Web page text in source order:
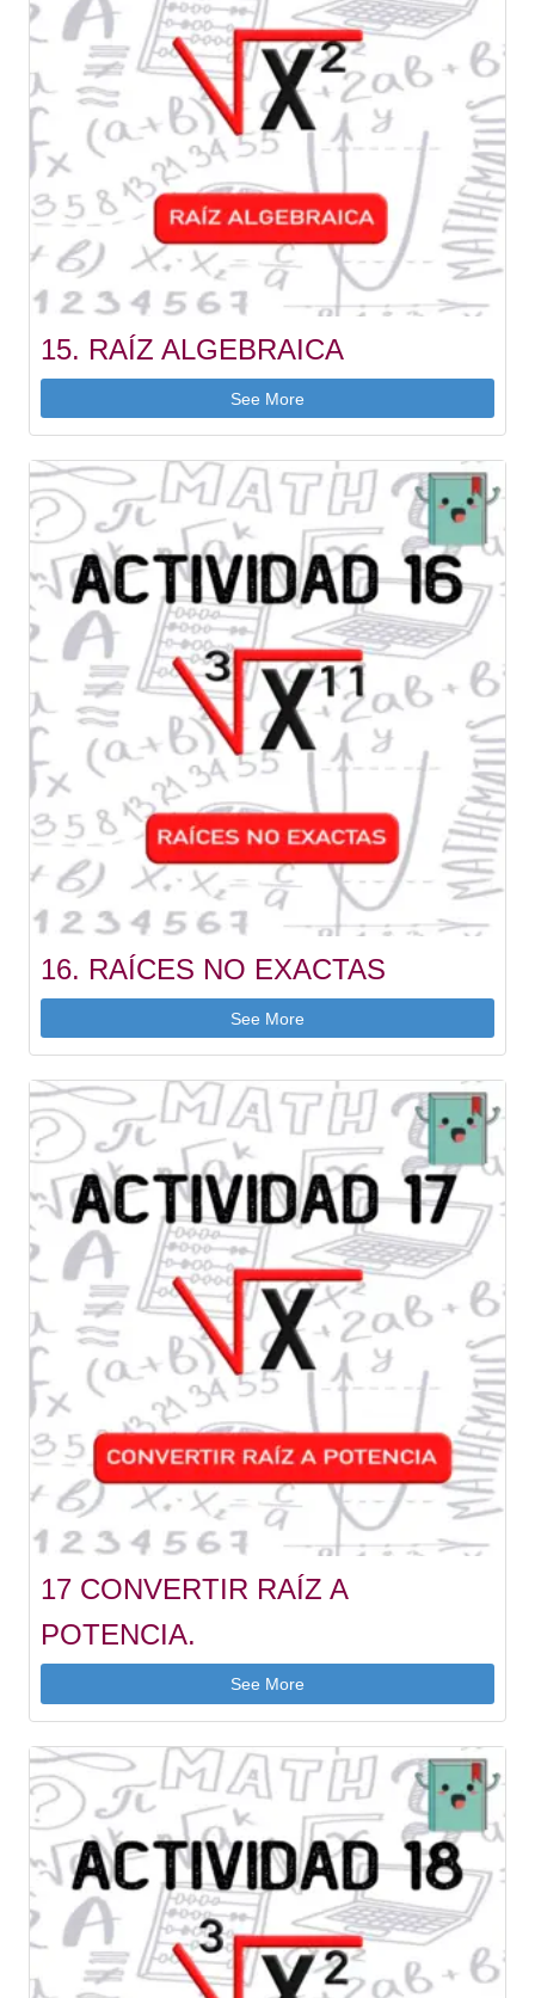
15. RAÍZ ALGEBRAICA
See More
16. RAÍCES NO EXACTAS
See More
17 CONVERTIR RAÍZ A
POTENCIA.
See More